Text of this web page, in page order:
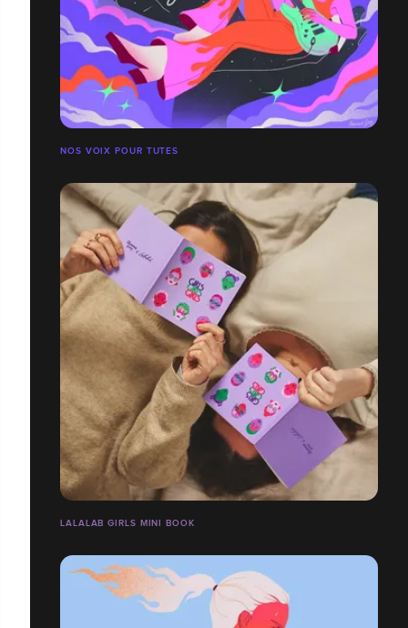
NOS VOIX POUR TUTES
LALALAB GIRLS MINI BOOK